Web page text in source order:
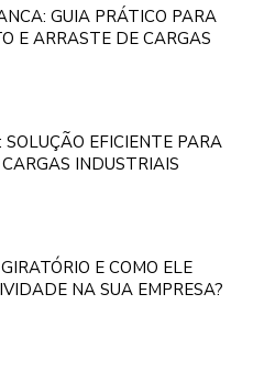
GUIA PRÁTICO PARA
E ARRASTE DE CARGAS
EFICIENTE PARA
INDUSTRIAIS
E COMO ELE
NA SUA EMPRESA?